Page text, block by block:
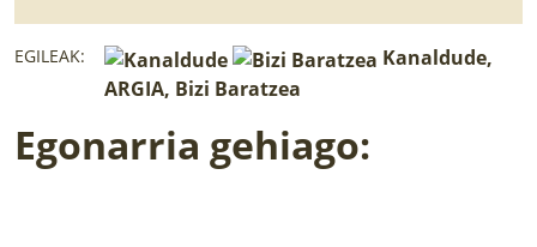
EGILEAK:
Kanaldude,
ARGIA, Bizi Baratzea
Egonarria gehiago: